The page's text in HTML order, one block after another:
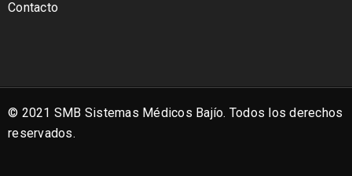
Contacto
© 2021 SMB Sistemas Médicos Bajío. Todos los derechos
reservados.